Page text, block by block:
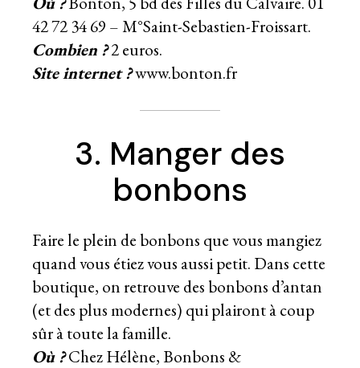
42 72 34 69 – M°Saint-Sebastien-Froissart.
Combien ?2 euros.
Site internet ?www.bonton.fr
3. Manger des
bonbons
Faire le plein de bonbons que vous mangiez
quand vous étiez vous aussi petit. Dans cette
boutique, on retrouve des bonbons d’antan
(et des plus modernes) qui plairont à coup
sûr à toute la famille.
Où ?Chez Hélène, Bonbons &